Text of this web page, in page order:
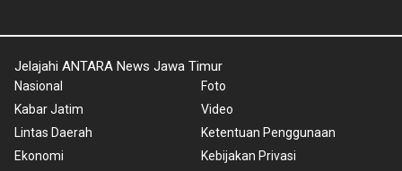
Jelajahi ANTARA News Jawa Timur
Nasional
Kabar Jatim
Lintas Daerah
Ekonomi
Foto
Video
Ketentuan Penggunaan
Kebijakan Privasi